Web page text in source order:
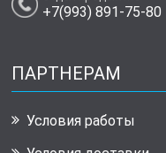
+7(993) 891-75-80
ПАРТНЕРАМ
Условия работы